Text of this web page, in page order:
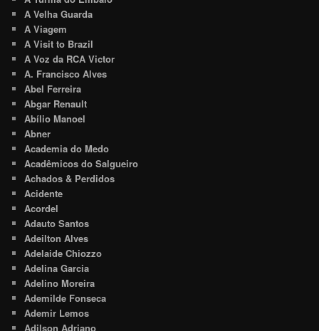
A Velha Guarda
A Viagem
A Visit to Brazil
A Voz da RCA Victor
A. Francisco Alves
Abel Ferreira
Abgar Renault
Abílio Manoel
Abner
Academia do Medo
Acadêmicos do Salgueiro
Achados & Perdidos
Acidente
Acordel
Adauto Santos
Adeilton Alves
Adelaide Chiozzo
Adelina Garcia
Adelino Moreira
Ademilde Fonseca
Ademir Lemos
Adilson Adriano